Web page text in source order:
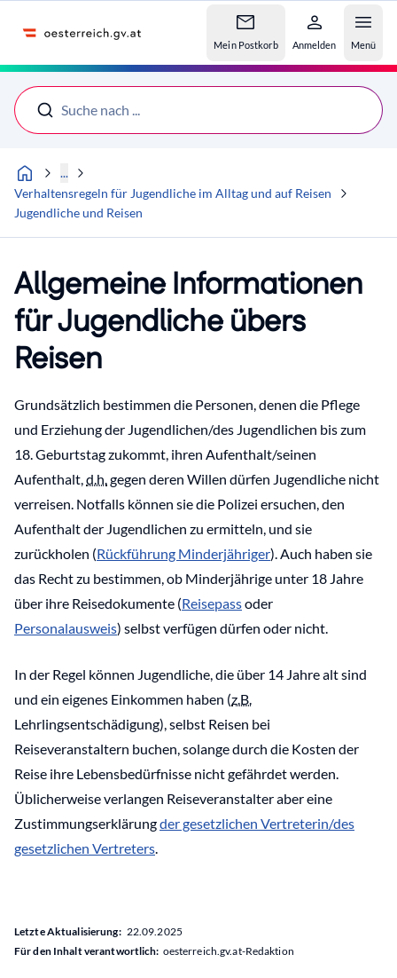
Mein Postkorb Anmelden Menü
Suche nach ...
...
Verhaltensregeln für Jugendliche im Alltag und auf Reisen
Jugendliche und Reisen
Allgemeine Informationen
für Jugendliche übers
Reisen
Grundsätzlich bestimmen die Personen, denen die Pflege
und Erziehung der Jugendlichen/des Jugendlichen bis zum
18. Geburtstag zukommt, ihren Aufenthalt/seinen
Aufenthalt,d.h.gegen deren Willen dürfen Jugendliche nicht
verreisen. Notfalls können sie die Polizei ersuchen, den
Aufenthalt der Jugendlichen zu ermitteln, und sie
zurückholen (Rückführung Minderjähriger). Auch haben sie
das Recht zu bestimmen, ob Minderjährige unter 18 Jahre
über ihre Reisedokumente (Reisepassoder
Personalausweis) selbst verfügen dürfen oder nicht.
In der Regel können Jugendliche, die über 14 Jahre alt sind
und ein eigenes Einkommen haben (z.B.
Lehrlingsentschädigung), selbst Reisen bei
Reiseveranstaltern buchen, solange durch die Kosten der
Reise ihre Lebensbedürfnisse nicht gefährdet werden.
Üblicherweise verlangen Reiseveranstalter aber eine
Zustimmungserklärungder gesetzlichen Vertreterin/des
gesetzlichen Vertreters.
Letzte Aktualisierung: 22.09.2025
Für den Inhalt verantwortlich: oesterreich.gv.at-Redaktion